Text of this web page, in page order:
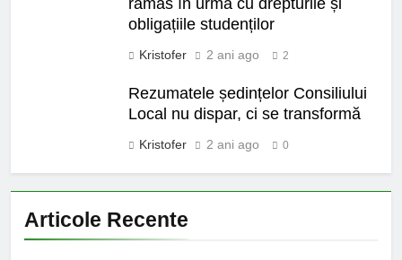
rămas în urmă cu drepturile și
obligațiile studenților
Kristofer 2 ani ago 2
Rezumatele ședințelor Consiliului
Local nu dispar, ci se transformă
Kristofer 2 ani ago 0
Articole Recente